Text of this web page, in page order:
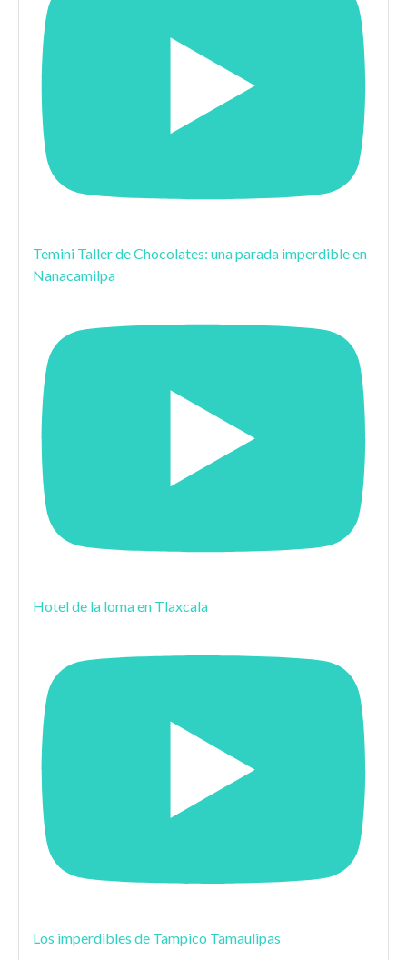
Temini Taller de Chocolates: una parada imperdible en
Nanacamilpa
Hotel de la loma en Tlaxcala
Los imperdibles de Tampico Tamaulipas